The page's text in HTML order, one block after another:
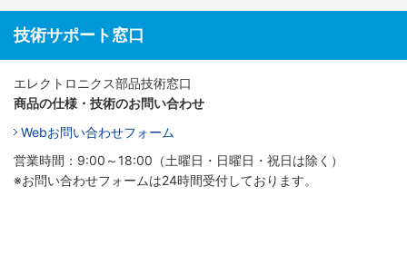
技術サポート窓口
エレクトロニクス部品技術窓口
商品の仕様・技術のお問い合わせ
Webお問い合わせフォーム
営業時間：9:00～18:00（土曜日・日曜日・祝日は除く）
※お問い合わせフォームは24時間受付しております。